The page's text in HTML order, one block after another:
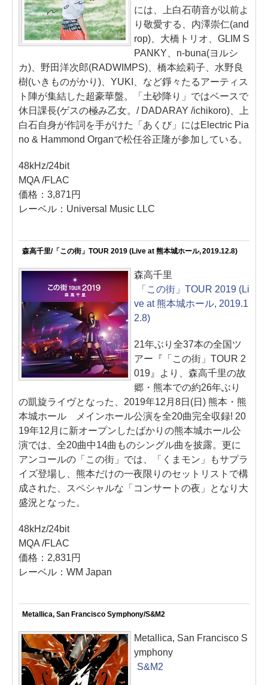
には、上白石萌音が以前よ
り敬愛する、内澤崇仁(and
rop)、大橋トリオ、GLIM S
PANKY、n-buna(ヨルシ
カ)、野田洋次郎(RADWIMPS)、橋本絵莉子、水野良
樹(いきものがかり)、YUKI、など錚々たるアーティス
ト陣が集結した超豪華盤。「土砂降り」ではベースで
休日課長(ゲスの極み乙女。/ DADARAY /ichikoro)、上
白石自身が作詞を手がけた「あくび」にはElectric Pia
no & Hammond Organで松任谷正隆が参加している。
48kHz/24bit
MQA /FLAC
価格：3,871円
レーベル：Universal Music LLC
森高千里/「この街」TOUR 2019 (Live at 熊本城ホール, 2019.12.8)
森高千里
「この街」TOUR 2019 (Li
ve at 熊本城ホール, 2019.1
2.8)
21年ぶり全37本の全国ツ
アー『「この街」TOUR 2
019』より、森高千里の故
郷・熊本での約26年ぶり
の凱旋ライヴとなった、2019年12月8日(日) 熊本・熊
本城ホール メインホール公演を全20曲完全収録! 20
19年12月に新オープンしたばかりの熊本城ホール公
演では、全20曲中14曲ものシングル曲を披露。更に
アンコールの「この街」では、「くまモン」もサプラ
イズ登場し、熊本だけの一夜限りのセットリストで構
成された、スペシャルな「コンサートの夜」となり大
盛況となった。
48kHz/24bit
MQA /FLAC
価格：2,831円
レーベル：WM Japan
Metallica, San Francisco Symphony/S&M2
Metallica, San Francisco S
ymphony
S&M2